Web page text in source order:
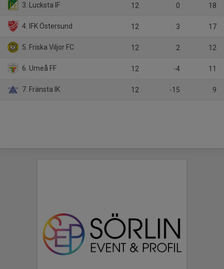
3. Lucksta IF 12 0 18
4. IFK Östersund 12 3 17
5. Friska Viljor FC 12 2 12
6. Umeå FF 12 -4 11
7. Fränsta IK 12 -15 9